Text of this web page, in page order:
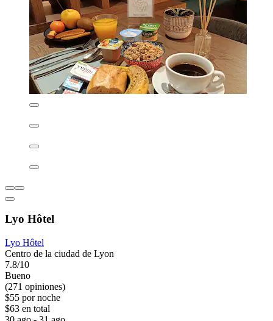
Lyo Hôtel
Lyo Hôtel
Centro de la ciudad de Lyon
7.8/10
Bueno
(271 opiniones)
$55 por noche
$63 en total